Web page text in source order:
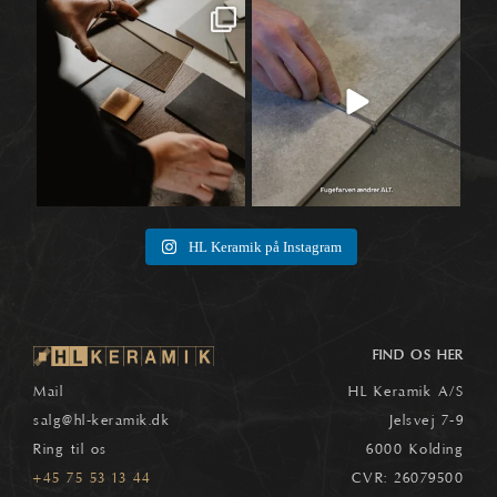
Når materialer først begynder at tale
sammen,...
1 0
Når vi taler fliser, ender snakken ofte
ved selve
HL Keramik på Instagram
Mail
salg@hl-keramik.dk
Ring til os
+45 75 53 13 44
FIND OS HER
HL Keramik A/S
Jelsvej 7-9
6000 Kolding
CVR: 26079500